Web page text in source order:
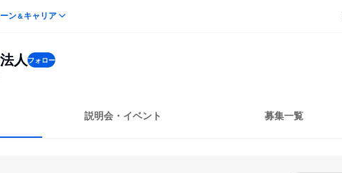
ン＆キャリア
人 フォロー
説明会・イベント 募集一覧